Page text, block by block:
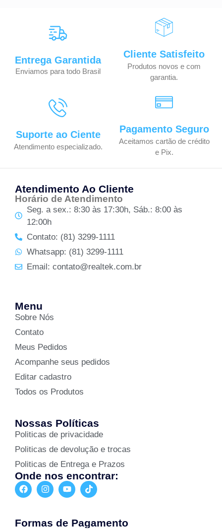
Entrega Garantida
Enviamos para todo Brasil
Cliente Satisfeito
Produtos novos e com
garantia.
Suporte ao Ciente
Atendimento especializado.
Pagamento Seguro
Aceitamos cartão de crédito
e Pix.
Atendimento Ao Cliente
Horário de Atendimento
Seg. a sex.: 8:30 às 17:30h, Sáb.: 8:00 às
12:00h
Contato: (81) 3299-1111
Whatsapp: (81) 3299-1111
Email: contato@realtek.com.br
Menu
Sobre Nós
Contato
Meus Pedidos
Acompanhe seus pedidos
Editar cadastro
Todos os Produtos
Nossas Políticas
Politicas de privacidade
Politicas de devolução e trocas
Politicas de Entrega e Prazos
Onde nos encontrar:
Formas de Pagamento